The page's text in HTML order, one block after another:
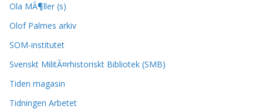
Ola MÃ¶ller (s)
Olof Palmes arkiv
SOM-institutet
Svenskt MilitÃ¤rhistoriskt Bibliotek (SMB)
Tiden magasin
Tidningen Arbetet